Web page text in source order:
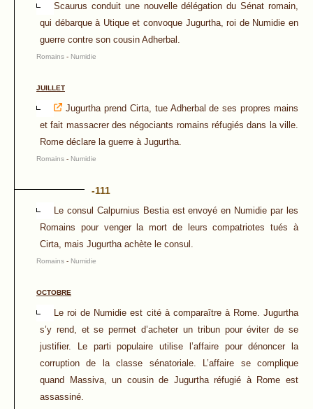
Scaurus conduit une nouvelle délégation du Sénat romain,
qui débarque à Utique et convoque Jugurtha, roi de Numidie en
guerre contre son cousin Adherbal.
Romains - Numidie
JUILLET
Jugurtha prend Cirta, tue Adherbal de ses propres mains
et fait massacrer des négociants romains réfugiés dans la ville.
Rome déclare la guerre à Jugurtha.
Romains - Numidie
-111
Le consul Calpurnius Bestia est envoyé en Numidie par les
Romains pour venger la mort de leurs compatriotes tués à
Cirta, mais Jugurtha achète le consul.
Romains - Numidie
OCTOBRE
Le roi de Numidie est cité à comparaître à Rome. Jugurtha
s’y rend, et se permet d’acheter un tribun pour éviter de se
justifier. Le parti populaire utilise l’affaire pour dénoncer la
corruption de la classe sénatoriale. L’affaire se complique
quand Massiva, un cousin de Jugurtha réfugié à Rome est
assassiné.